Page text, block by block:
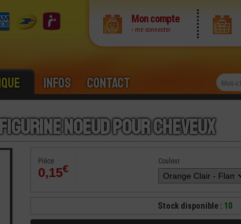
Mon compte
› me connecter
Infos Contact
Noeud pour Cheveux
Pièce
0,15€
Couleur
Stock disponible : 10